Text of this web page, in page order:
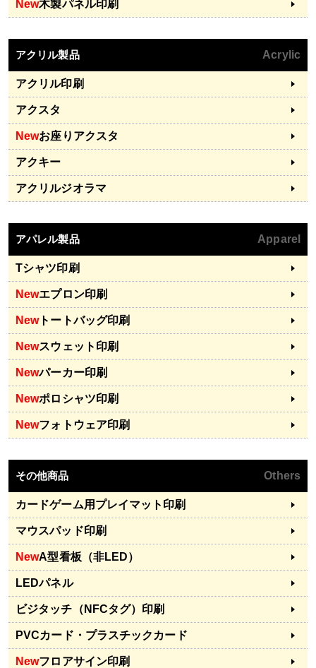
New木製パネル印刷
アクリル製品 Acrylic
アクリル印刷
アクスタ
Newお座りアクスタ
アクキー
アクリルジオラマ
アパレル製品 Apparel
Tシャツ印刷
Newエプロン印刷
Newトートバッグ印刷
Newスウェット印刷
Newパーカー印刷
Newポロシャツ印刷
Newフォトウェア印刷
その他商品 Others
カードゲーム用プレイマット印刷
マウスパッド印刷
NewA型看板（非LED）
LEDパネル
ビジタッチ（NFCタグ）印刷
PVCカード・プラスチックカード
Newフロアサイン印刷